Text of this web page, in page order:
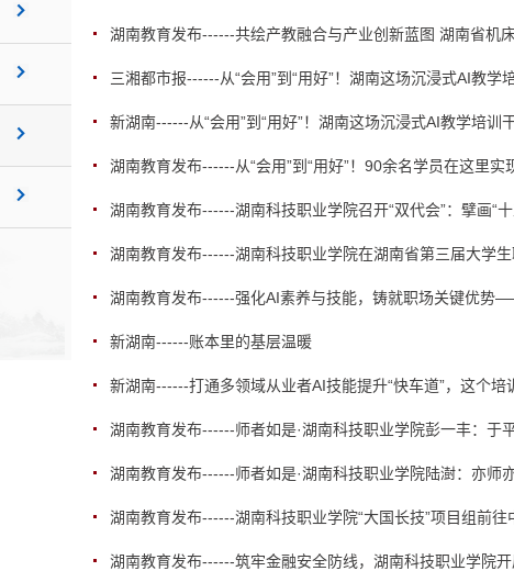
湖南教育发布------共绘产教融合与产业创新蓝图 湖南省机
三湘都市报------从“会用”到“用好”！湖南这场沉浸式AI教学
新湖南------从“会用”到“用好”！湖南这场沉浸式AI教学培训
湖南教育发布------从“会用”到“用好”！90余名学员在这里实
湖南教育发布------湖南科技职业学院召开“双代会”：擘画“
湖南教育发布------湖南科技职业学院在湖南省第三届大学
湖南教育发布------强化AI素养与技能，铸就职场关键优势
新湖南------账本里的基层温暖
新湖南------打通多领域从业者AI技能提升“快车道”，这个培
湖南教育发布------师者如是·湖南科技职业学院彭一丰：于
湖南教育发布------师者如是·湖南科技职业学院陆澍：亦师
湖南教育发布------湖南科技职业学院“大国长技”项目组前
湖南教育发布------筑牢金融安全防线，湖南科技职业学院